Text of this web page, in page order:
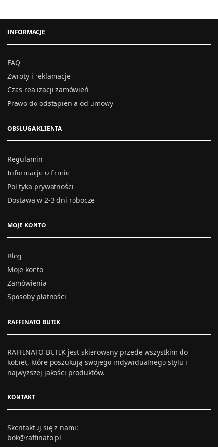
INFORMACJE
FAQ
Zwroty i reklamacje
Czas realizacji zamówień
Prawo do odstąpienia od umowy
OBSŁUGA KLIENTA
Regulamin
Informacje o firmie
Polityka prywatności
Dostawa w 2-3 dni robocze
MOJE KONTO
Blog
Moje konto
Zamówienia
Sposoby płatności
RAFFINATO BUTIK
RAFFINATO BUTIK jest skierowany przede wszystkim do
kobiet, które poszukują swojego indywidualnego stylu i
najwyższej jakości produktów.
KONTAKT
Skontaktuj się z nami:
bok@raffinato.pl